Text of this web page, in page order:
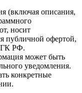
(включая описания,
носит
публичной офертой,
ГК РФ.
может быть
уведомления.
конкретные